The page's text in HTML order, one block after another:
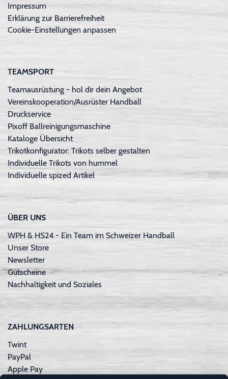
Impressum
Erklärung zur Barrierefreiheit
Cookie-Einstellungen anpassen
TEAMSPORT
Teamausrüstung - hol dir dein Angebot
Vereinskooperation/Ausrüster Handball
Druckservice
Pixoff Ballreinigungsmaschine
Kataloge Übersicht
Trikotkonfigurator: Trikots selber gestalten
Individuelle Trikots von hummel
Individuelle spized Artikel
ÜBER UNS
WPH & HS24 - Ein Team im Schweizer Handball
Unser Store
Newsletter
Gutscheine
Nachhaltigkeit und Soziales
ZAHLUNGSARTEN
Twint
PayPal
Apple Pay